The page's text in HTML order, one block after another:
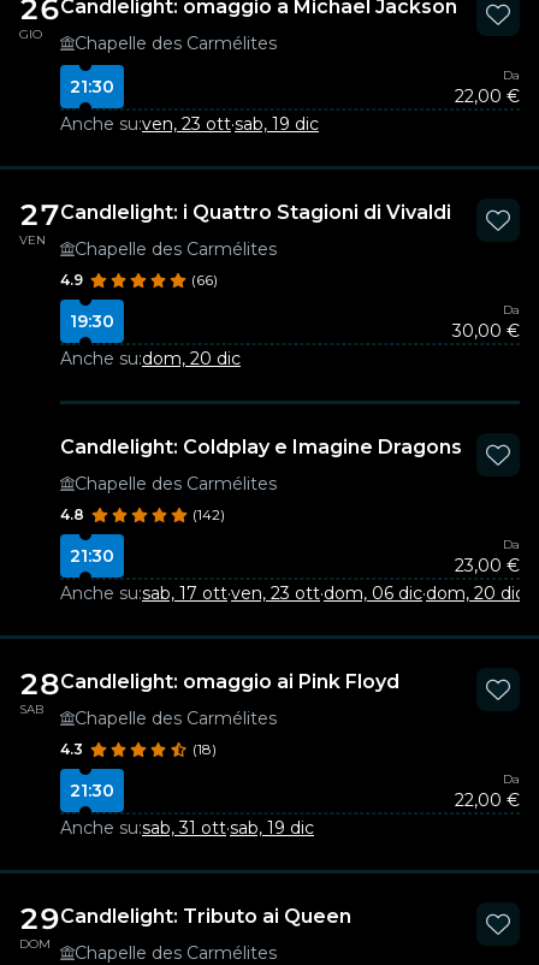
26
GIO
Candlelight: omaggio a Michael Jackson
Chapelle des Carmélites
21:30
Da
22,00 €
Anche su:ven, 23 ott·sab, 19 dic
27
VEN
Candlelight: i Quattro Stagioni di Vivaldi
Chapelle des Carmélites
4.9 (66)
19:30
Da
30,00 €
Anche su:dom, 20 dic
Candlelight: Coldplay e Imagine Dragons
Chapelle des Carmélites
4.8 (142)
21:30
Da
23,00 €
Anche su:sab, 17 ott·ven, 23 ott·dom, 06 dic·dom, 20 dic
28
SAB
Candlelight: omaggio ai Pink Floyd
Chapelle des Carmélites
4.3 (18)
21:30
Da
22,00 €
Anche su:sab, 31 ott·sab, 19 dic
29
DOM
Candlelight: Tributo ai Queen
Chapelle des Carmélites